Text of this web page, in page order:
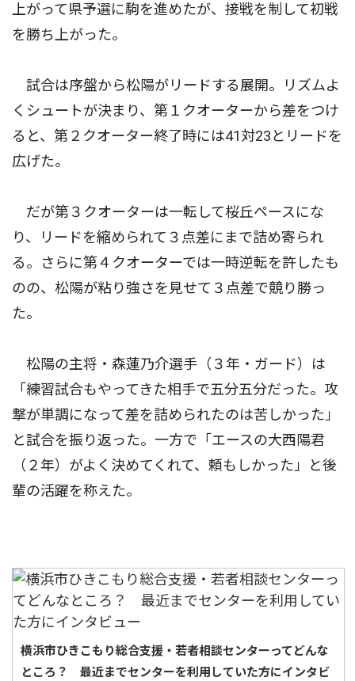
上がって県予選に駒を進めたが、接戦を制して初戦
を勝ち上がった。
試合は序盤から松陽がリードする展開。リズムよ
くシュートが決まり、第１クオーターから差をつけ
ると、第２クオーター終了時には41対23とリードを
広げた。
だが第３クオーターは一転して桜丘ペースにな
り、リードを縮められて３点差にまで詰め寄られ
る。さらに第４クオーターでは一時逆転を許したも
のの、松陽が粘り強さを見せて３点差で競り勝っ
た。
松陽の主将・森蓮乃介選手（３年・ガード）は
「練習試合もやってきた相手で五分五分だった。攻
撃が単調になって差を詰められたのは苦しかった」
と試合を振り返った。一方で「エースの大西陽君
（２年）がよく決めてくれて、頼もしかった」と後
輩の活躍を称えた。
横浜市ひきこもり総合支援・若者相談センターってどんな
ところ？ 最近までセンターを利用していた方にインタビ